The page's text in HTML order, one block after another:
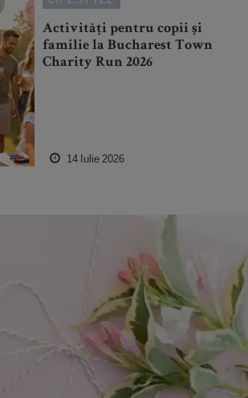
Activități pentru copii și
familie la Bucharest Town
Charity Run 2026
14 Iulie 2026